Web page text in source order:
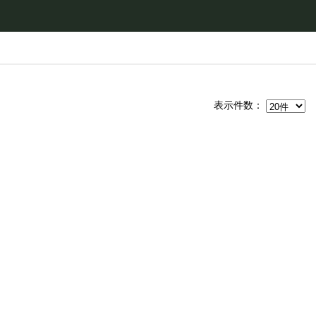
表示件数：